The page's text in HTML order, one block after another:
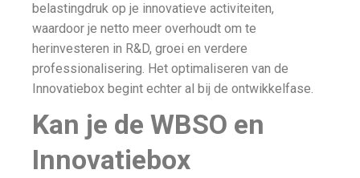
belastingdruk op je innovatieve activiteiten,
waardoor je netto meer overhoudt om te
herinvesteren in R&D, groei en verdere
professionalisering. Het optimaliseren van de
Innovatiebox begint echter al bij de ontwikkelfase.
Kan je de WBSO en
Innovatiebox